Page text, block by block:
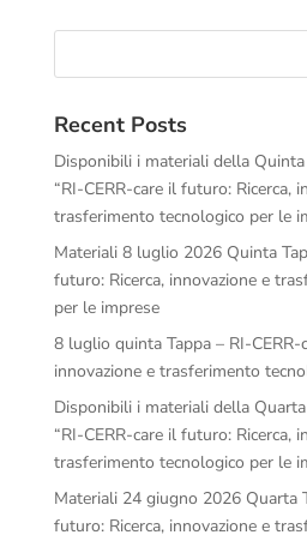
Recent Posts
Disponibili i materiali della
“RI-CERR-care il futuro: Ricerca,
trasferimento tecnologico per le
Materiali 8 luglio 2026 Quinta
futuro: Ricerca, innovazione e
per le imprese
8 luglio quinta Tappa – RI-CERR-
innovazione e trasferimento
Disponibili i materiali della
“RI-CERR-care il futuro: Ricerca,
trasferimento tecnologico per le
Materiali 24 giugno 2026 Quarta
futuro: Ricerca, innovazione e